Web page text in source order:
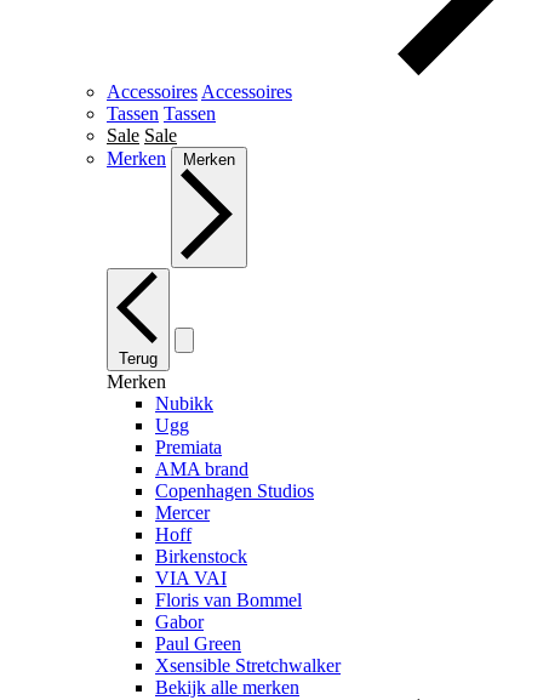
Accessoires Accessoires
Tassen Tassen
Sale Sale
Merken
Merken
Terug
Merken
Nubikk
Ugg
Premiata
AMA brand
Copenhagen Studios
Mercer
Hoff
Birkenstock
VIA VAI
Floris van Bommel
Gabor
Paul Green
Xsensible Stretchwalker
Bekijk alle merken